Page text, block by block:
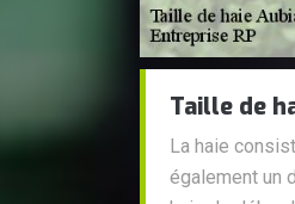
Taille de
La haie
également un